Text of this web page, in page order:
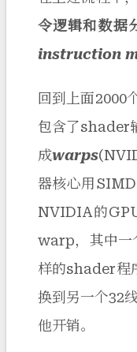
令逻辑和数据
instruction
回到上面
包含了shader
成warps
器核心用
NVIDIA的
warp，其中一
样的shader程
换到另一个32
他开销。